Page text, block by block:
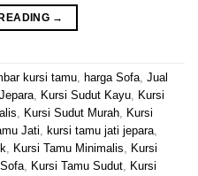
→
kursi tamu, harga Sofa, Jual
, Kursi Sudut Kayu, Kursi
, Kursi Sudut Murah, Kursi
Jati, kursi tamu jati jepara,
, Kursi Tamu Minimalis, Kursi
, Kursi Tamu Sudut, Kursi